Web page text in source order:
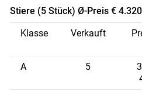
Stiere (5 Stück) Ø-Preis €
Klasse
Verkauft
A
5